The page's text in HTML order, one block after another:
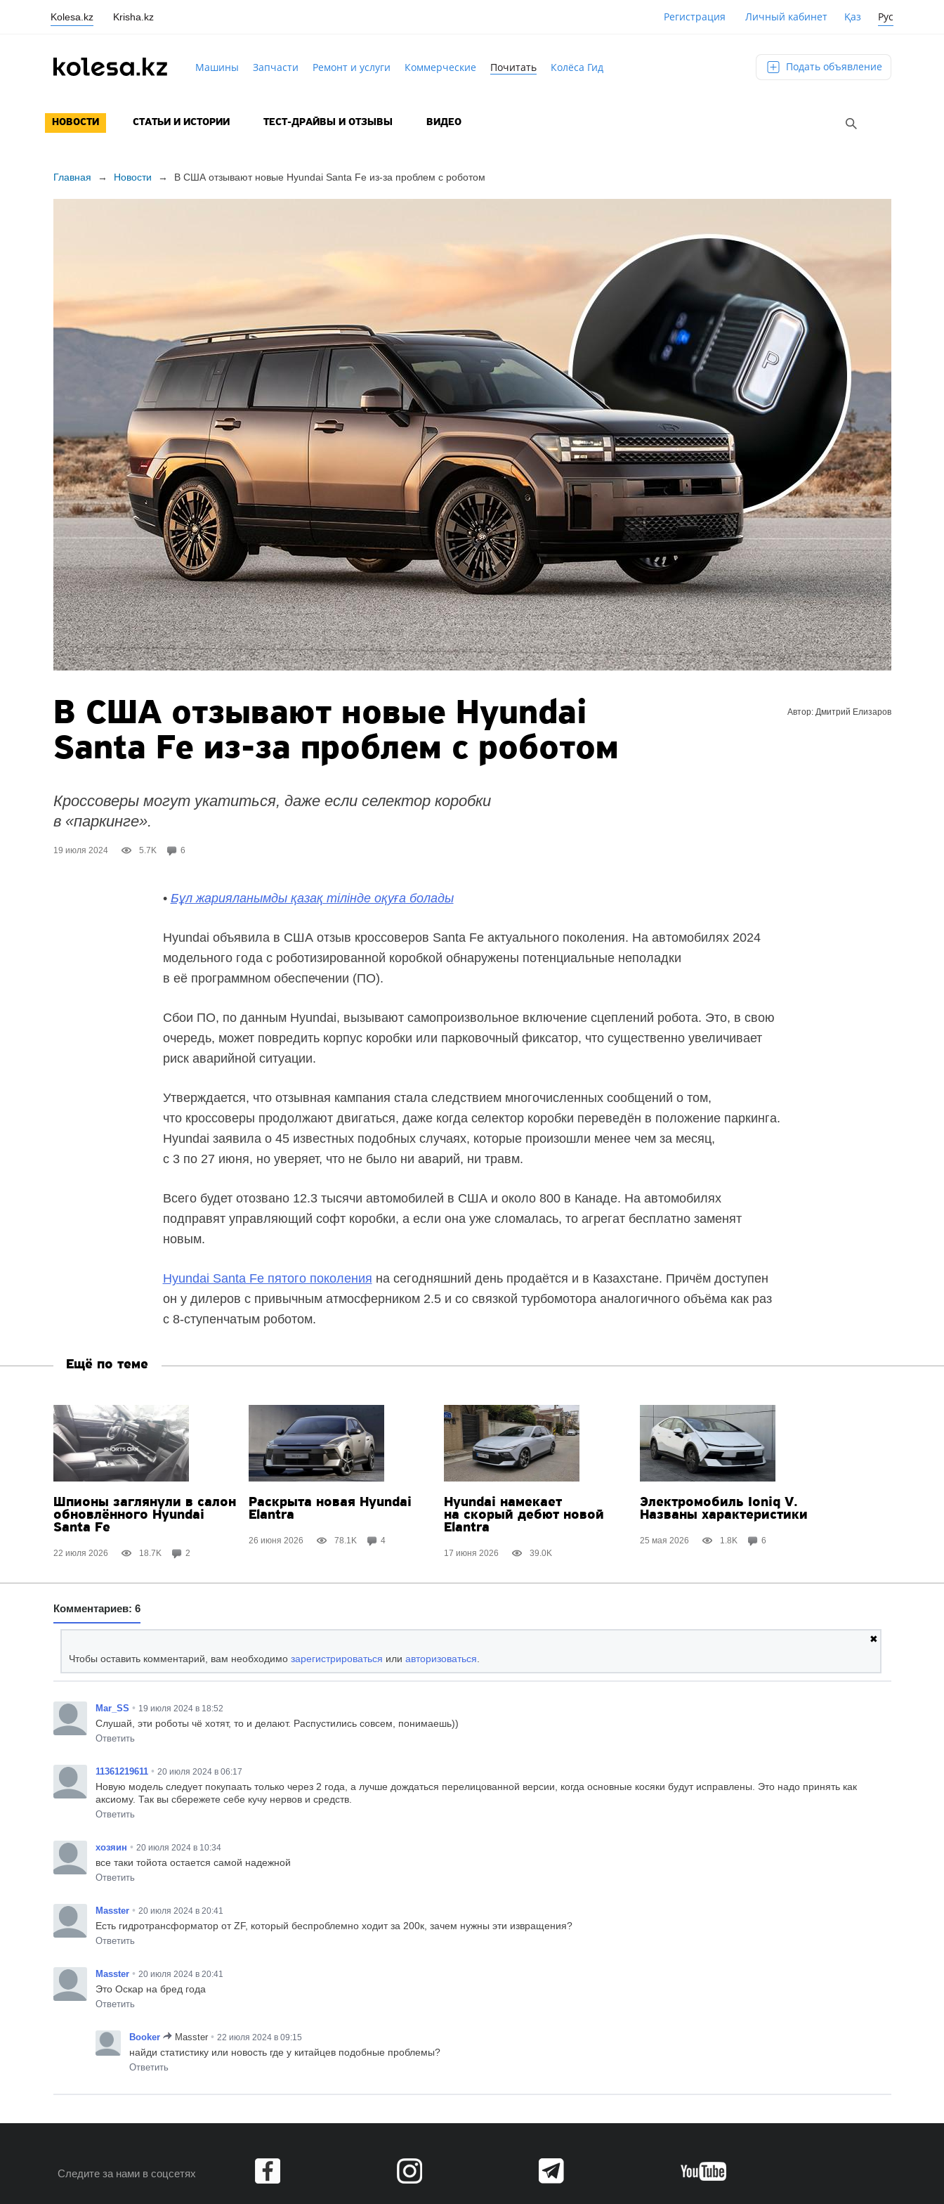
Kolesa.kz Krisha.kz Регистрация Личный кабинет Қаз Рус
Машины Запчасти Ремонт и услуги Коммерческие Почитать Колёса Гид Подать объявление
НОВОСТИ СТАТЬИ И ИСТОРИИ ТЕСТ-ДРАЙВЫ И ОТЗЫВЫ ВИДЕО
Главная → Новости → В США отзывают новые Hyundai Santa Fe из-запроблем с роботом
В США отзывают новые Hyundai
Santa Fe из-за проблем с роботом
Кроссоверы могут укатиться, даже если селектор коробки
в «паркинге».
19 июля 2024 5.7K 6
Автор: Дмитрий Елизаров
• Бұл жарияланымды қазақ тілінде оқуға болады
Hyundai объявила в США отзыв кроссоверов Santa Fe актуального поколения. На автомобилях 2024
модельного года с роботизированной коробкой обнаружены потенциальные неполадки
в её программном обеспечении (ПО).
Сбои ПО, по данным Hyundai, вызывают самопроизвольное включение сцеплений робота. Это, в свою
очередь, может повредить корпус коробки или парковочный фиксатор, что существенно увеличивает
риск аварийной ситуации.
Утверждается, что отзывная кампания стала следствием многочисленных сообщений о том,
что кроссоверы продолжают двигаться, даже когда селектор коробки переведён в положение паркинга.
Hyundai заявила о 45 известных подобных случаях, которые произошли менее чем за месяц,
с 3 по 27 июня, но уверяет, что не было ни аварий, ни травм.
Всего будет отозвано 12.3 тысячи автомобилей в США и около 800 в Канаде. На автомобилях
подправят управляющий софт коробки, а если она уже сломалась, то агрегат бесплатно заменят
новым.
Hyundai Santa Fe пятого поколения на сегодняшний день продаётся и в Казахстане. Причём доступен
он у дилеров с привычным атмосферником 2.5 и со связкой турбомотора аналогичного объёма как раз
с 8-ступенчатымроботом.
Ещё по теме
Шпионы заглянули в салон
обновлённого Hyundai
Santa Fe
22 июля 2026 18.7K 2
Раскрыта новая Hyundai
Elantra
26 июня 2026 78.1K 4
Hyundai намекает
на скорый дебют новой
Elantra
17 июня 2026 39.0K
Электромобиль Ioniq V.
Названы характеристики
25 мая 2026 1.8K 6
Комментариев: 6
✖
Чтобы оставить комментарий, вам необходимо зарегистрироваться или авторизоваться.
Mar_SS • 19 июля 2024 в 18:52
Слушай, эти роботы чё хотят, то и делают. Распустились совсем, понимаешь))
Ответить
11361219611 • 20 июля 2024 в 06:17
Новую модель следует покупаать только через 2 года, а лучше дождаться перелицованной версии, когда основные косяки будут исправлены. Это надо принять как
аксиому. Так вы сбережете себе кучу нервов и средств.
Ответить
хозяин • 20 июля 2024 в 10:34
все таки тойота остается самой надежной
Ответить
Masster • 20 июля 2024 в 20:41
Есть гидротрансформатор от ZF, который беспроблемно ходит за 200к, зачем нужны эти извращения?
Ответить
Masster • 20 июля 2024 в 20:41
Это Оскар на бред года
Ответить
Booker Masster • 22 июля 2024 в 09:15
найди статистику или новость где у китайцев подобные проблемы?
Ответить
Следите за намив соцсетях